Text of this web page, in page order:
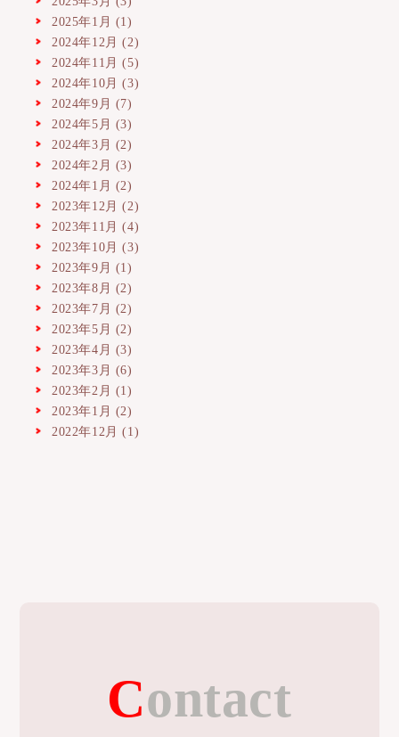
2025年1月 (1)
2024年12月 (2)
2024年11月 (5)
2024年10月 (3)
2024年9月 (7)
2024年5月 (3)
2024年3月 (2)
2024年2月 (3)
2024年1月 (2)
2023年12月 (2)
2023年11月 (4)
2023年10月 (3)
2023年9月 (1)
2023年8月 (2)
2023年7月 (2)
2023年5月 (2)
2023年4月 (3)
2023年3月 (6)
2023年2月 (1)
2023年1月 (2)
2022年12月 (1)
Contact